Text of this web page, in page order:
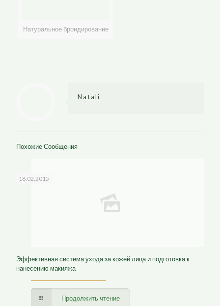
Натуральное брондирование
Natali
Похожие Сообщения
18.02.2015
Эффективная система ухода за кожей лица и подготовка к
нанесению макияжа
Продолжить чтение